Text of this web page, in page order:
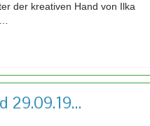
der kreativen Hand von Ilka
29.09.19…